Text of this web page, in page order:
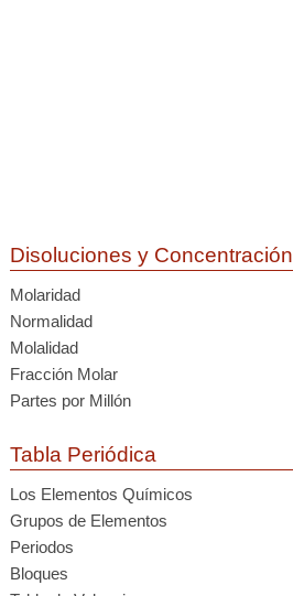
Disoluciones y Concentración
Molaridad
Normalidad
Molalidad
Fracción Molar
Partes por Millón
Tabla Periódica
Los Elementos Químicos
Grupos de Elementos
Periodos
Bloques